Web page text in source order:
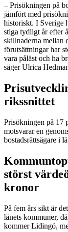
– Prisökningen på
jämfört med
historiskt. I Sverige
stiga tydligt år efter
skillnaderna mellan
förutsättningar har
vara påläst och ha
säger Ulrica
rikssnittet
Prisökningen på 17
motsvarar en
bostadsrättsägare i
störst
kronor
På fem års sikt är
länets kommuner,
kommer Lidingö,